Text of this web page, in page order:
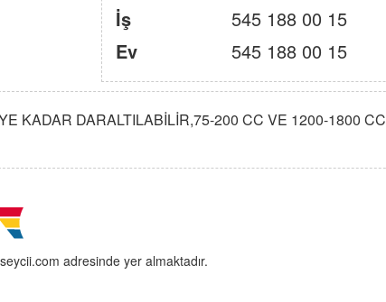
İş
545 188 00 15
Ev
545 188 00 15
KADAR DARALTILABİLİR,75-200 CC VE 1200-1800 CC
adresinde yer almaktadır.